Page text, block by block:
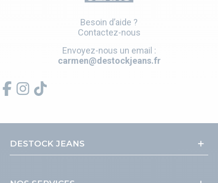
Besoin d’aide ?
Contactez-nous
Envoyez-nous un email :
carmen@destockjeans.fr
DESTOCK JEANS